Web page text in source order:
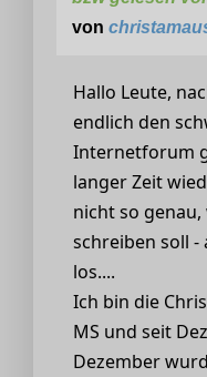
von
Hallo Leute,
endlich den
Internetforum
langer Zeit
nicht so
schreiben soll -
los....
Ich bin die
MS und seit
Dezember